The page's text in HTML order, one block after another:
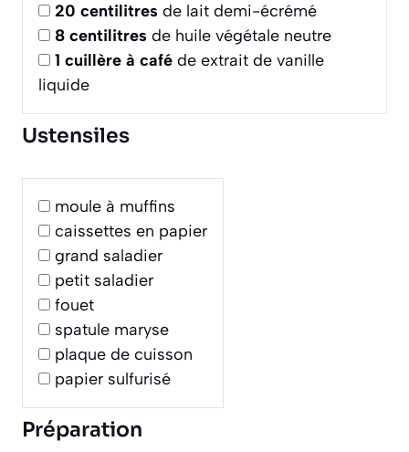
20 centilitres de lait demi-écrémé
8 centilitres de huile végétale neutre
1 cuillère à café de extrait de vanille
liquide
Ustensiles
moule à muffins
caissettes en papier
grand saladier
petit saladier
fouet
spatule maryse
plaque de cuisson
papier sulfurisé
Préparation